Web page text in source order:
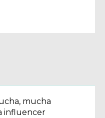
mucha
influencer